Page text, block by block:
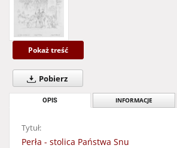
Pokaż treść
Pobierz
OPIS INFORMACJE
Tytuł:
Perła - stolica Państwa Snu